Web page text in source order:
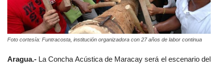
Foto cortesía: Funtracosta, institución organizadora con 27 años de labor continua
Aragua.- La Concha Acústica de Maracay será el escenario del